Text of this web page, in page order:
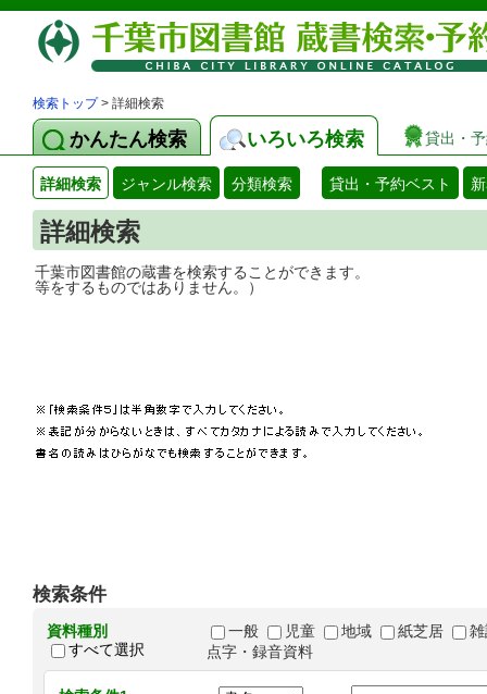
検索トップ> 詳細検索
かんたん検索 いろいろ検索 貸出・
詳細検索 ジャンル検索 分類検索 貸出・予約ベスト
詳細検索
千葉市図書館の蔵書を検索することがで
等をするものではありません。）
検索条件
資料種別
すべて選択
一般 児童 地域 紙芝居
点字・録音資料